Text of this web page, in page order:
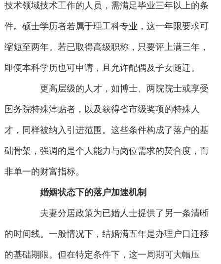
技术领域技术工作的人员，需满足毕业三年以上的条
件。硕士学历者若属于理工科专业，这一年限要求可
缩短至两年。若已取得高级职称，只要评上满三年，
即便本科学历也可申请，且允许配偶及子女随迁。
更高层级的人才，如博士、两院院士或享受
国务院特殊津贴者，以及获得省市级奖项的特殊人
才，同样被纳入引进范围。这些条件构成了落户的基
础骨架，强调的是个人能力与岗位需求的契合度，而
非单一的财富指标。
婚姻状态下的落户加速机制
夫妻分居政策为已婚人士提供了另一条清晰
的时间线。一般情况下，结婚满五年是办理户口迁移
的基础期限。但在特定条件下，这一周期可大幅压